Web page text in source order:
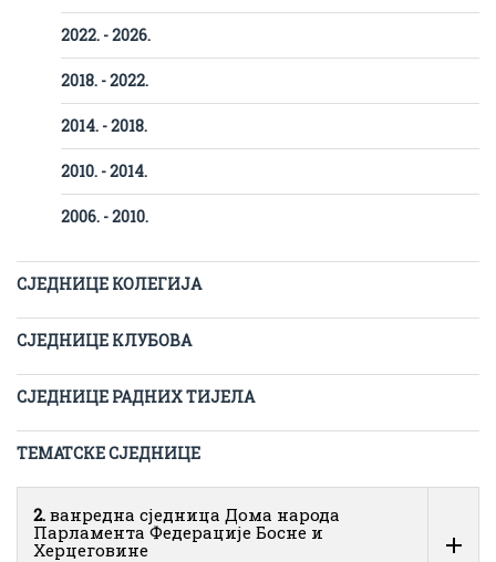
2022. - 2026.
2018. - 2022.
2014. - 2018.
2010. - 2014.
2006. - 2010.
СЈЕДНИЦЕ КОЛЕГИЈА
СЈЕДНИЦЕ КЛУБОВА
СЈЕДНИЦЕ РАДНИХ ТИЈЕЛА
ТЕМАТСКЕ СЈЕДНИЦЕ
2. ванредна сједница Дома народа
Парламента Федерације Босне и
Херцеговине